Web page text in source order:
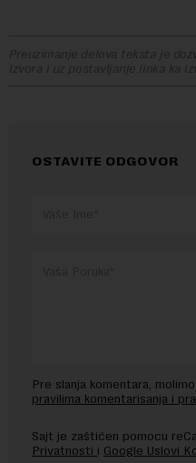
Preuzimanje delova teksta je
izvora i uz postavljanje linka ka
OSTAVITE ODGOVOR
Pre slanja komentara,
pravilima komentarisanja i
Sajt je zaštićen pomocu
Privatnosti i Google Uslovi